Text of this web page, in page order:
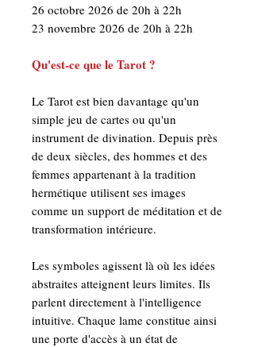
26 octobre 2026 de 20h à 22h
23 novembre 2026 de 20h à 22h
Qu'est-ce que le Tarot ?
Le Tarot est bien davantage qu'un
simple jeu de cartes ou qu'un
instrument de divination. Depuis près
de deux siècles, des hommes et des
femmes appartenant à la tradition
hermétique utilisent ses images
comme un support de méditation et de
transformation intérieure.
Les symboles agissent là où les idées
abstraites atteignent leurs limites. Ils
parlent directement à l'intelligence
intuitive. Chaque lame constitue ainsi
une porte d'accès à un état de